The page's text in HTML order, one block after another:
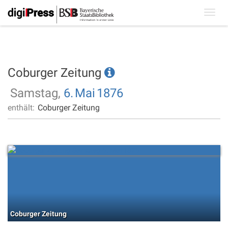
Coburger Zeitung
Samstag, 6. Mai 1876
enthält: Coburger Zeitung
Coburger Zeitung